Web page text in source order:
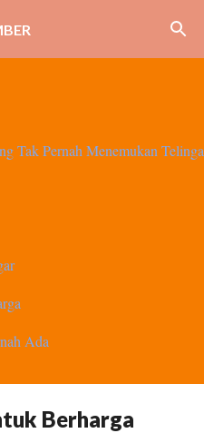
utama
Tak Pernah Menemukan Telinga
Ada
Berharga